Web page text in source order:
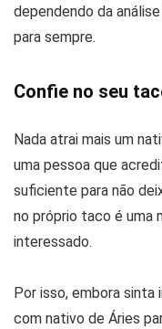
dependendo da
para sempre.
Confie no seu
Nada atrai mais um
uma pessoa que
suficiente para não
no próprio taco é uma
interessado.
Por isso, embora sinta
com nativo de Áries